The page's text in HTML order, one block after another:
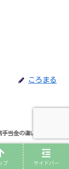
ころまる
手当金の違い-どっちが
保険の休業補償給付をも
は多いと思います。この記
をわかりやすく説明しま
プ サイドバー